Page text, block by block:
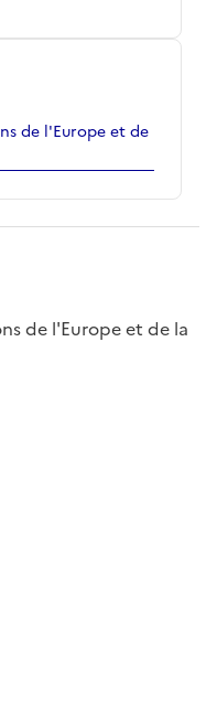
de l'Europe et de
de l'Europe et de la